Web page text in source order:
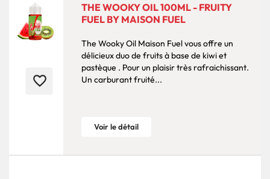
favorite_border
THE WOOKY OIL 100ML - FRUITY
FUEL BY MAISON FUEL
The Wooky Oil Maison Fuel vous offre un
délicieux duo de fruits à base de kiwi et
pastèque . Pour un plaisir très rafraichissant.
Un carburant fruité...
Voir le détail